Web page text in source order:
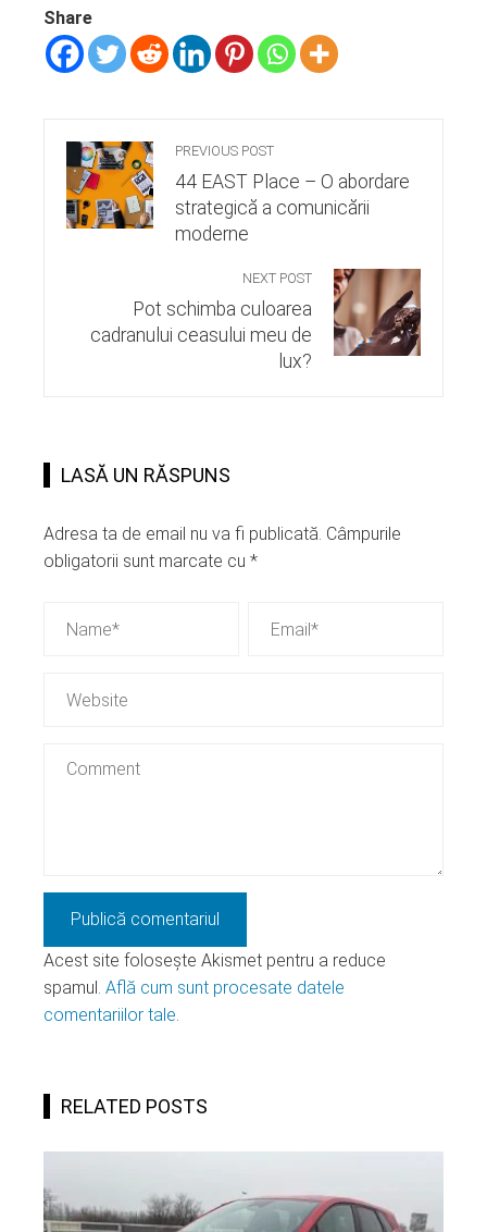
Share
PREVIOUS POST
44 EAST Place – O abordare
strategică a comunicării
moderne
NEXT POST
Pot schimba culoarea
cadranului ceasului meu de
lux?
LASĂ UN RĂSPUNS
Adresa ta de email nu va fi publicată. Câmpurile
obligatorii sunt marcate cu *
Acest site folosește Akismet pentru a reduce
spamul. Află cum sunt procesate datele
comentariilor tale.
RELATED POSTS